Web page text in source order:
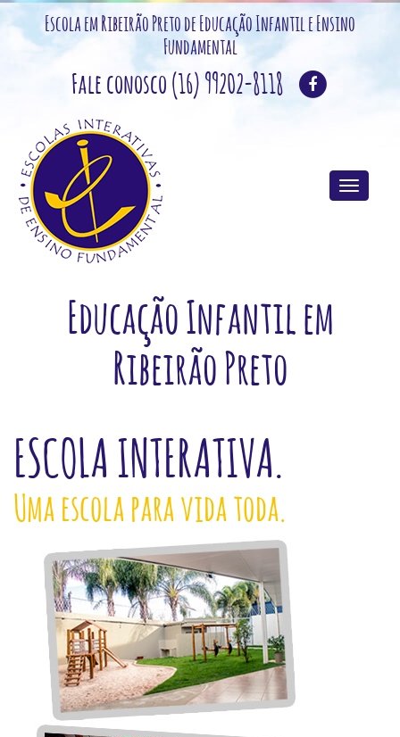
Escola em Ribeirão Preto de Educação Infantil e Ensino
Fundamental
Fale conosco (16) 99202-8118
Educação Infantil em
Ribeirão Preto
ESCOLA INTERATIVA.
Uma escola para vida toda.